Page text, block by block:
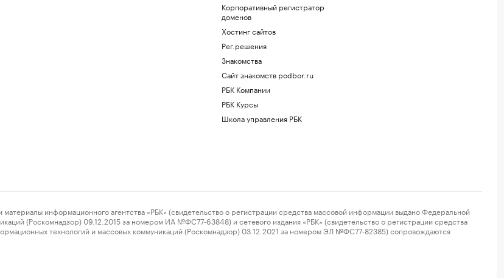
Корпоративный регистратор
доменов
Хостинг сайтов
Рег.решения
Знакомства
Сайт знакомств podbor.ru
РБК Компании
РБК Курсы
Школа управления РБК
информационного агентства «РБК» (свидетельство о регистрации средства массовой информации выдано Федеральной
(Роскомнадзор) 09.12.2015 за номером ИА №ФС77-63848) и сетевого издания «РБК» (свидетельство о регистрации средства
технологий и массовых коммуникаций (Роскомнадзор) 03.12.2021 за номером ЭЛ №ФС77-82385) сопровождаются